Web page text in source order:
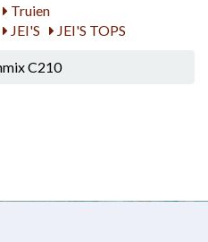
Truien
JEI'S JEI'S TOPS
C210